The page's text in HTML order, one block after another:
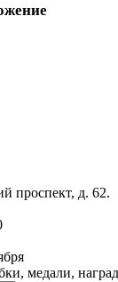
проспект, д. 62.
медали,